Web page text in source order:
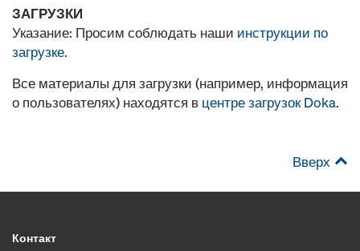
ЗАГРУЗКИ
Указание: Просим соблюдать наши инструкции по
загрузке.
Все материалы для загрузки (например, информация
о пользователях) находятся в центре загрузок Doka.
Вверх
Контакт